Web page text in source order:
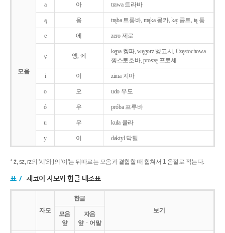
모음
a 아 trawa 트라바
ą̨ 옹 trąba 트롱바, mąka 몽카, kąt 콩트, tą 통
e 에 zero 제로
ę 엥, 에
kępa 켕파, węgorz 벵고시, Częstochowa
쳉스토호바, proszę 프로셰
i 이 zima 지마
o 오 udo 우도
ó 우 próba 프루바
u 우 kula 쿨라
y 이 daktyl 닥틸
* ż, sz, rz의 '시'와 j의 '이'는 뒤따르는 모음과 결합할 때 합쳐서 1 음절로 적는다.
표 7 체코어 자모와 한글 대조표
자모
한글
보기
모음
앞
자음
앞ㆍ어말